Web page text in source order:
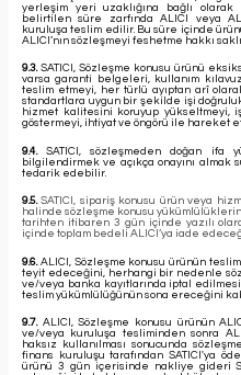
yerleşim yeri uzaklığına bağlı
belirtilen süre zarfında ALICI veya
kuruluşa teslim edilir. Bu süre içinde
ALICI’nın sözleşmeyi feshetme hakkı
9.3.SATICI, Sözleşme konusu ürünü
varsa garanti belgeleri, kullanım
teslim etmeyi, her türlü ayıptan arî
standartlara uygun bir şekilde işi
hizmet kalitesini koruyup yükseltmeyi,
göstermeyi, ihtiyat ve öngörü ile hareket
9.4. SATICI, sözleşmeden doğan ifa
bilgilendirmek ve açıkça onayını
tedarik edebilir.
9.5. SATICI, sipariş konusu ürün veya
halinde sözleşme konusu
tarihten itibaren 3 gün içinde yazılı
içinde toplam bedeli ALICI’ya iade
9.6. ALICI, Sözleşme konusu ürünün
teyit edeceğini, herhangi bir nedenle
ve/veya banka kayıtlarında iptal edilmesi
teslim yükümlülüğünün sona ereceğini
9.7. ALICI, Sözleşme konusu ürünün
ve/veya kuruluşa tesliminden sonra
haksız kullanılması sonucunda
finans kuruluşu tarafından SATICI'ya
ürünü 3 gün içerisinde nakliye gideri